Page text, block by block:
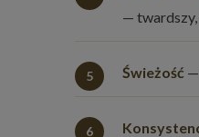
—
Świeżość —